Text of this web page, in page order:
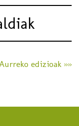
Aurreko edizioak »»